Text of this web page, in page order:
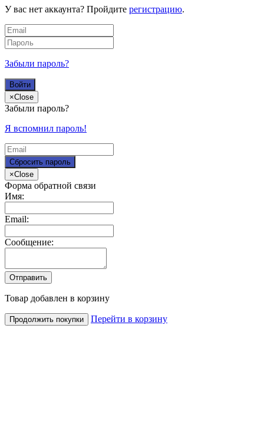
У вас нет аккаунта? Пройдите регистрацию.
Забыли пароль?
×Close
Забыли пароль?
Я вспомнил пароль!
×Close
Форма обратной связи
Имя:
Email:
Сообщение:
Товар добавлен в корзину
Продолжить покупки Перейти в корзину